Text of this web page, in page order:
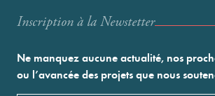
Inscription à la Newstetter
Ne manquez aucune actualité, nos
ou l’avancée des projets que nous